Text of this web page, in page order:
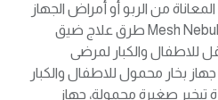
من الربو أو أمراض الجهاز
التنفسي جهاز بخار متنقل Mesh Nebulizer طرق علاج ضيق
للاطفال والكبار لمرضى
بخار محمول للاطفال والكبار
تبخير صغيرة محمولة، جهاز